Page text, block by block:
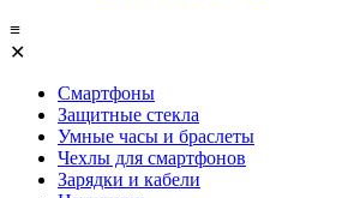
≡
✕
Смартфоны
Защитные стекла
Умные часы и браслеты
Чехлы для смартфонов
Зарядки и кабели